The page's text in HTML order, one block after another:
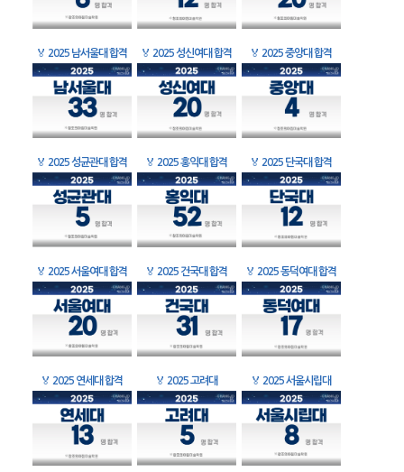
🏅 2025 남서울대 합격 🏅 2025 성신여대 합격 🏅 2025 중앙대 합격
🏅 2025 성균관대 합격 🏅 2025 홍익대 합격 🏅 2025 단국대 합격
🏅 2025 서울여대 합격 🏅 2025 건국대 합격 🏅 2025 동덕여대 합격
🏅 2025 연세대 합격 🏅 2025 고려대 🏅 2025 서울시립대